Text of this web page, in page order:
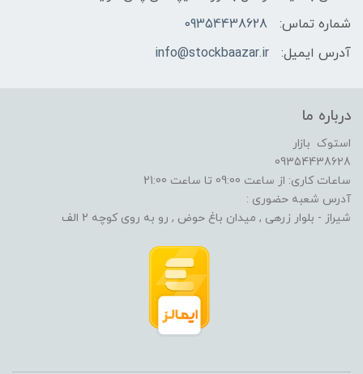
شماره تماس:
09354438628
آدرس ایمیل:
info@stockbaazar.ir
درباره ما
استوک بازار
09354438628
ساعات کاری: از ساعت 09:00 تا ساعت 21:00
آدرس شعبه حضوری :
شیراز - بلوار زرهی , میدان باغ حوض , رو به روی کوچه 2 الف